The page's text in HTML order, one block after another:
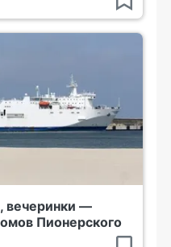
вечеринки —
Пионерского